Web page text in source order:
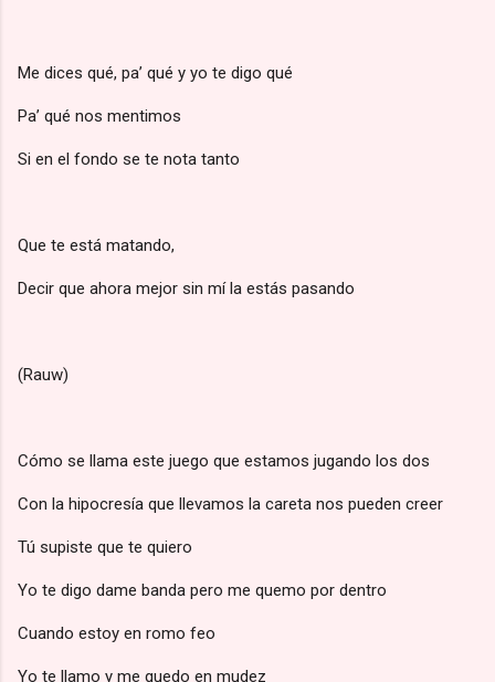
Me dices qué, pa’ qué y yo te digo qué
Pa’ qué nos mentimos
Si en el fondo se te nota tanto
Que te está matando,
Decir que ahora mejor sin mí la estás pasando
(Rauw)
Cómo se llama este juego que estamos jugando los dos
Con la hipocresía que llevamos la careta nos pueden creer
Tú supiste que te quiero
Yo te digo dame banda pero me quemo por dentro
Cuando estoy en romo feo
Yo te llamo y me quedo en mudez